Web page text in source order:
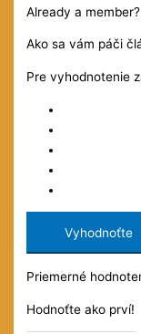
Already a member?
Ako sa vám páči
Pre vyhodnotenie
Vyhodnoťte
Priemerné
Hodnoťte ako prví!